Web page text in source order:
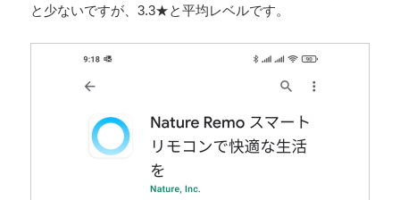
と少ないですが、3.3★と平均レベルです。